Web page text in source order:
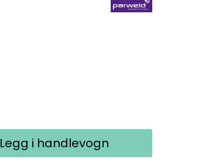
Legg i handlevogn